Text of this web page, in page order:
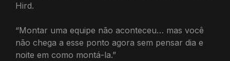
Hird.
“Montar uma equipe não aconteceu… mas você
não chega a esse ponto agora sem pensar dia e
noite em como montá-la.”